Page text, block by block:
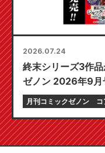
2026.07.24
終末シリーズ3作
ゼノン 2026年9月
月刊コミックゼノン コ